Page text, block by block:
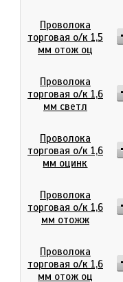
Проволока
торговая о/к 1,5
мм отож оц
Проволока
торговая о/к 1,6
мм светл
Проволока
торговая о/к 1,6
мм оцинк
Проволока
торговая о/к 1,6
мм отожж
Проволока
торговая о/к 1,6
мм отож оц